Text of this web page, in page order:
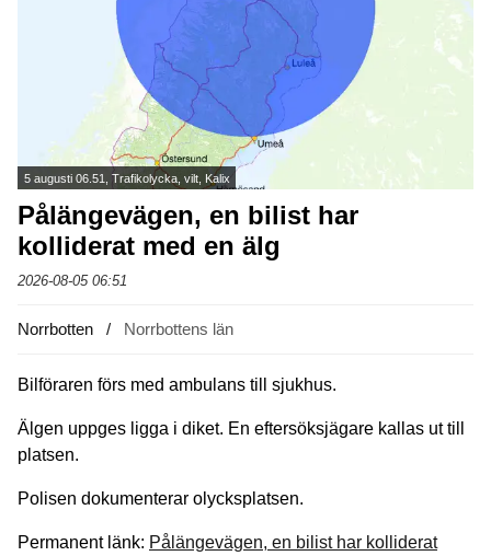
5 augusti 06.51, Trafikolycka, vilt, Kalix
Pålängevägen, en bilist har
kolliderat med en älg
2026-08-05 06:51
Norrbotten Norrbottens län
Bilföraren förs med ambulans till sjukhus.
Älgen uppges ligga i diket. En eftersöksjägare kallas ut till
platsen.
Polisen dokumenterar olycksplatsen.
Permanent länk: Pålängevägen, en bilist har kolliderat